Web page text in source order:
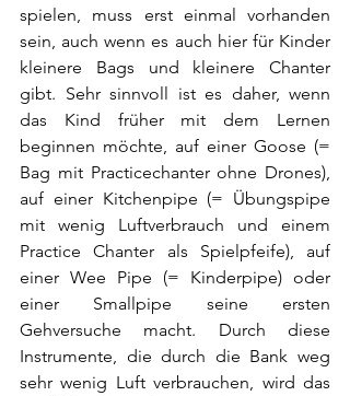
spielen, muss erst einmal vorhanden
sein, auch wenn es auch hier für Kinder
kleinere Bags und kleinere Chanter
gibt. Sehr sinnvoll ist es daher, wenn
das Kind früher mit dem Lernen
beginnen möchte, auf einer Goose (=
Bag mit Practicechanter ohne Drones),
auf einer Kitchenpipe (= Übungspipe
mit wenig Luftverbrauch und einem
Practice Chanter als Spielpfeife), auf
einer Wee Pipe (= Kinderpipe) oder
einer Smallpipe seine ersten
Gehversuche macht. Durch diese
Instrumente, die durch die Bank weg
sehr wenig Luft verbrauchen, wird das